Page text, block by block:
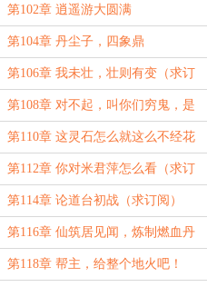
第102章 逍遥游大圆满
第104章 丹尘子，四象鼎
第106章 我未壮，壮则有变（求订
阅）
第108章 对不起，叫你们穷鬼，是
我草率了（求订阅））
第110章 这灵石怎么就这么不经花
啊
第112章 你对米君萍怎么看（求订
阅）
第114章 论道台初战（求订阅）
第116章 仙筑居见闻，炼制燃血丹
第118章 帮主，给整个地火吧！